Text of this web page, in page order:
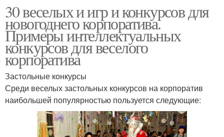
30 веселых и игр и конкурсов для
новогоднего корпоратива.
Примеры интеллектуальных
конкурсов для веселого
корпоратива
Застольные конкурсы
Среди веселых застольных конкурсов на корпоратив
наибольшей популярностью пользуется следующие: